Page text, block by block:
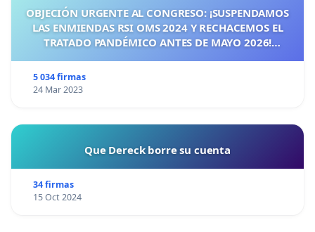
OBJECIÓN URGENTE AL CONGRESO: ¡SUSPENDAMOS
LAS ENMIENDAS RSI OMS 2024 Y RECHACEMOS EL
TRATADO PANDÉMICO ANTES DE MAYO 2026!
5 034 firmas
24 Mar 2023
Que Dereck borre su cuenta
34 firmas
15 Oct 2024